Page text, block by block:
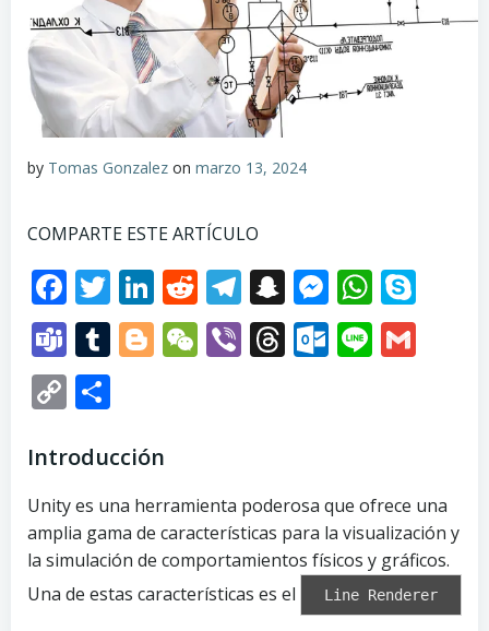
by Tomas Gonzalez on marzo 13, 2024
COMPARTE ESTE ARTÍCULO
Facebook
Twitter
LinkedIn
Reddit
Telegram
Snapchat
Teams
Tumblr
Blogger
WeChat
ViberThreads
Line
Copy
Link
Introducción
Unity es una herramienta poderosa que ofrece una
amplia gama de características para la visualización y
la simulación de comportamientos físicos y gráficos.
Una de estas características es el
Line Renderer